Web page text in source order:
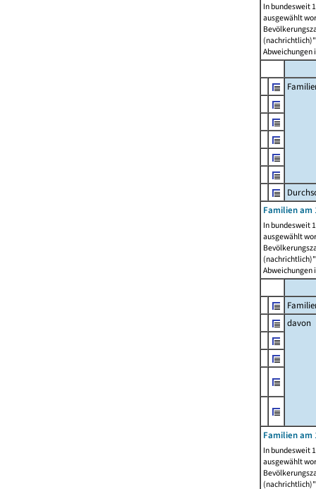
In bundesweit
ausgewählt
Abweichungen
Familien am
In bundesweit
ausgewählt
Abweichungen
davon
Familien am
In bundesweit
ausgewählt